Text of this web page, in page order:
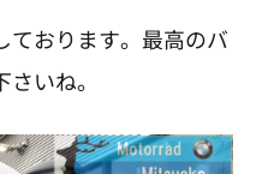
ております。最高のバ
いね。